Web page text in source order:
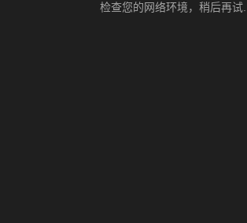
检查您的网络环境，稍后再试...